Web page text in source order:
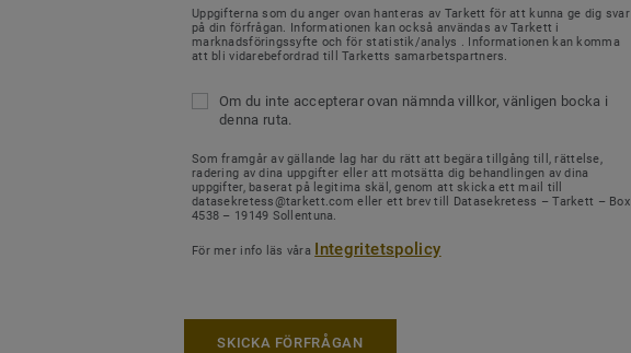
Uppgifterna som du anger ovan hanteras av Tarkett för att kunna ge dig svar
på din förfrågan. Informationen kan också användas av Tarkett i
marknadsföringssyfte och för statistik/analys . Informationen kan komma
att bli vidarebefordrad till Tarketts samarbetspartners.
Om du inte accepterar ovan nämnda villkor, vänligen bocka i
denna ruta.
Som framgår av gällande lag har du rätt att begära tillgång till, rättelse,
radering av dina uppgifter eller att motsätta dig behandlingen av dina
uppgifter, baserat på legitima skäl, genom att skicka ett mail till
datasekretess@tarkett.com eller ett brev till Datasekretess – Tarkett – Box
4538 – 19149 Sollentuna.
För mer info läs våra Integritetspolicy
SKICKA FÖRFRÅGAN